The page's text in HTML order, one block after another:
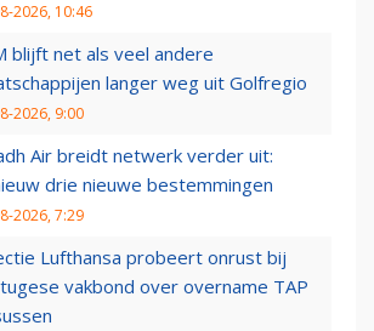
2026, 10:46
blijft net als veel andere
langer weg uit Golfregio
2026, 9:00
Air breidt netwerk verder uit:
drie nieuwe bestemmingen
2026, 7:29
Lufthansa probeert onrust bij
vakbond over overname TAP